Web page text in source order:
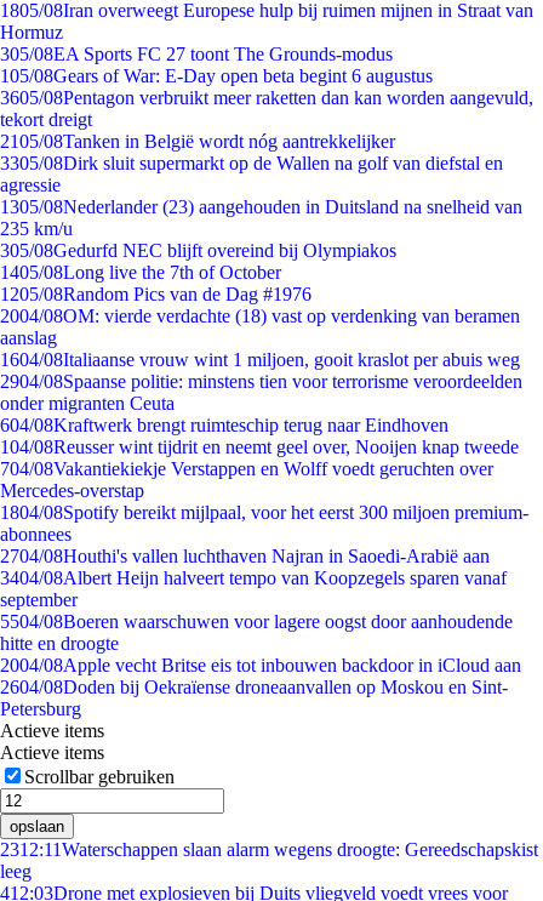
1805/08Iran overweegt Europese hulp bij ruimen mijnen in Straat van
Hormuz
305/08EA Sports FC 27 toont The Grounds-modus
105/08Gears of War: E-Day open beta begint 6 augustus
3605/08Pentagon verbruikt meer raketten dan kan worden aangevuld,
tekort dreigt
2105/08Tanken in België wordt nóg aantrekkelijker
3305/08Dirk sluit supermarkt op de Wallen na golf van diefstal en
agressie
1305/08Nederlander (23) aangehouden in Duitsland na snelheid van
235 km/u
305/08Gedurfd NEC blijft overeind bij Olympiakos
1405/08Long live the 7th of October
1205/08Random Pics van de Dag #1976
2004/08OM: vierde verdachte (18) vast op verdenking van beramen
aanslag
1604/08Italiaanse vrouw wint 1 miljoen, gooit kraslot per abuis weg
2904/08Spaanse politie: minstens tien voor terrorisme veroordeelden
onder migranten Ceuta
604/08Kraftwerk brengt ruimteschip terug naar Eindhoven
104/08Reusser wint tijdrit en neemt geel over, Nooijen knap tweede
704/08Vakantiekiekje Verstappen en Wolff voedt geruchten over
Mercedes-overstap
1804/08Spotify bereikt mijlpaal, voor het eerst 300 miljoen premium-
abonnees
2704/08Houthi's vallen luchthaven Najran in Saoedi-Arabië aan
3404/08Albert Heijn halveert tempo van Koopzegels sparen vanaf
september
5504/08Boeren waarschuwen voor lagere oogst door aanhoudende
hitte en droogte
2004/08Apple vecht Britse eis tot inbouwen backdoor in iCloud aan
2604/08Doden bij Oekraïense droneaanvallen op Moskou en Sint-
Petersburg
Actieve items
Actieve items
Scrollbar gebruiken
opslaan
2312:11Waterschappen slaan alarm wegens droogte: Gereedschapskist
leeg
412:03Drone met explosieven bij Duits vliegveld voedt vrees voor